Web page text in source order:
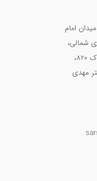
امام
شمالی،
قبل از بلوار مرزبانان، پلاک 820،
مهدی